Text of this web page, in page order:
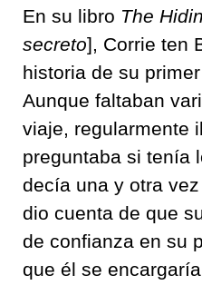
En su libro The
secreto], Corrie ten
historia de su
Aunque faltaban
viaje, regularmente
preguntaba si tenía
decía una y otra
dio cuenta de que
de confianza en su
que él se